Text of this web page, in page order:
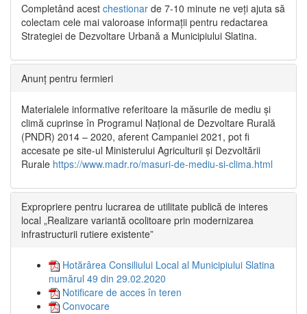
Completând acest chestionar de 7-10 minute ne veți ajuta să
colectam cele mai valoroase informații pentru redactarea
Strategiei de Dezvoltare Urbană a Municipiului Slatina.
Anunț pentru fermieri
Materialele informative referitoare la măsurile de mediu și
climă cuprinse în Programul Național de Dezvoltare Rurală
(PNDR) 2014 – 2020, aferent Campaniei 2021, pot fi
accesate pe site-ul Ministerului Agriculturii și Dezvoltării
Rurale https://www.madr.ro/masuri-de-mediu-si-clima.html
Expropriere pentru lucrarea de utilitate publică de interes
local „Realizare variantă ocolitoare prin modernizarea
infrastructurii rutiere existente”
Hotărârea Consiliului Local al Municipiului Slatina
numărul 49 din 29.02.2020
Notificare de acces în teren
Convocare